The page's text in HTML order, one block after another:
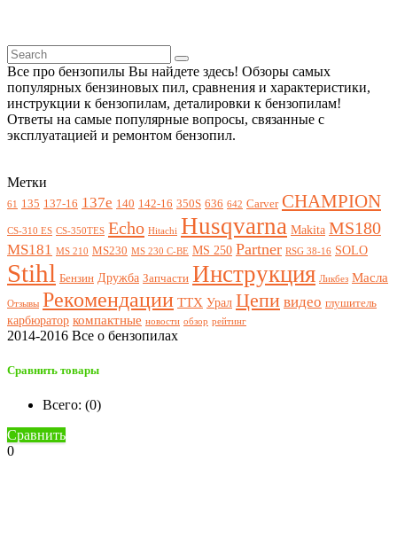
Все про бензопилы Вы найдете здесь! Обзоры самых
популярных бензиновых пил, сравнения и характеристики,
инструкции к бензопилам, деталировки к бензопилам!
Ответы на самые популярные вопросы, связанные с
эксплуатацией и ремонтом бензопил.
Метки
61 135 137-16 137e 140 142-16 350S 636 642 Carver CHAMPION
CS-310 ES CS-350TES Echo Hitachi Husqvarna Makita MS180
MS181 MS 210 MS230 MS 230 C-BE MS 250 Partner RSG 38-16 SOLO
Stihl Бензин Дружба Запчасти Инструкция Ликбез Масла
Отзывы Рекомендации ТТХ Урал Цепи видео глушитель
карбюратор компактные новости обзор рейтинг
2014-2016 Все о бензопилах
Сравнить товары
Всего: (0)
Сравнить
0